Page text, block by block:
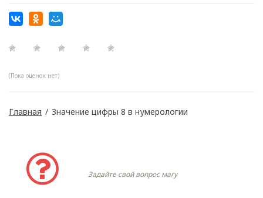
(Пока оценок нет)
Главная / Значение цифры 8 в нумерологии
Задайте свой вопрос магу